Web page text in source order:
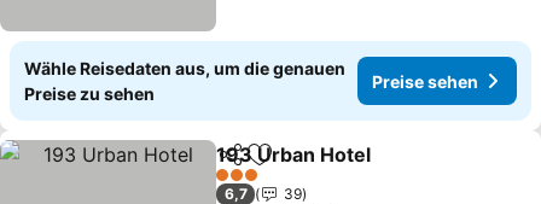
Wähle Reisedaten aus, um die genauen
Preise zu sehen
Preise sehen
TeilenZu Favoriten hinzufügen
193 Urban Hotel
3 Sterne
6,7
39